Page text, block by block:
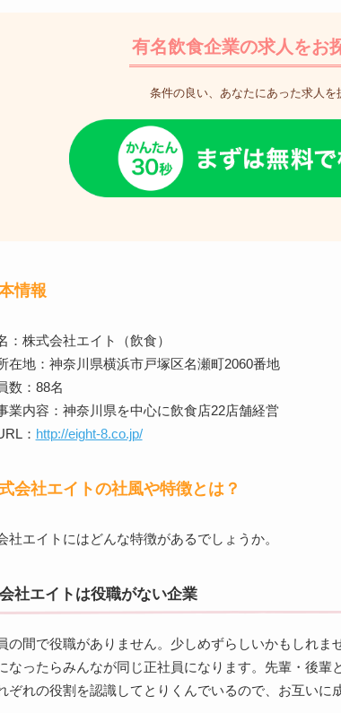
有名飲食企業の求人をお
条件の良い、あなたにあった求人を
情報
：株式会社エイト（飲食）
在地：神奈川県横浜市戸塚区名瀬町2060番地
数：88名
業内容：神奈川県を中心に飲食店22店舗経営
： http://eight-8.co.jp/
会社エイトの社風や特徴とは？
社エイトにはどんな特徴があるでしょうか。
社エイトは役職がない企業
の間で役職がありません。少しめずらしいかもしれま
なったらみんなが同じ正社員になります。先輩・後輩
ぞれの役割を認識してとりくんでいるので、お互いに